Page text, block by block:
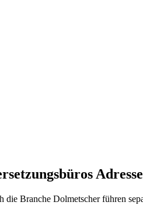
die Branche Dolmetscher führen